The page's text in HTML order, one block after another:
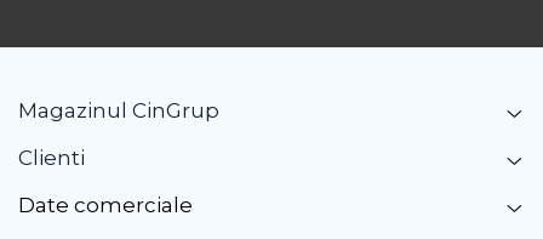
Magazinul CinGrup
Clienti
Date comerciale